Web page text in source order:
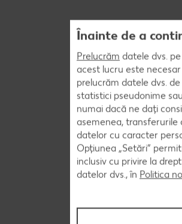
Înainte de a
Prelucrăm datele dvs.
acest lucru este
prelucrăm datele dvs.
statistici pseudonime
numai dacă ne dați
asemenea,
datelor cu caracter
Opțiunea „Setări”
inclusiv cu privire la
datelor dvs., în Politica